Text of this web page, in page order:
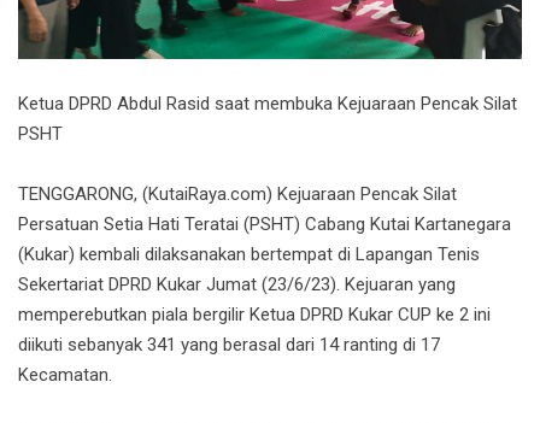
Ketua DPRD Abdul Rasid saat membuka Kejuaraan Pencak Silat
PSHT
TENGGARONG, (KutaiRaya.com) Kejuaraan Pencak Silat
Persatuan Setia Hati Teratai (PSHT) Cabang Kutai Kartanegara
(Kukar) kembali dilaksanakan bertempat di Lapangan Tenis
Sekertariat DPRD Kukar Jumat (23/6/23). Kejuaran yang
memperebutkan piala bergilir Ketua DPRD Kukar CUP ke 2 ini
diikuti sebanyak 341 yang berasal dari 14 ranting di 17
Kecamatan.